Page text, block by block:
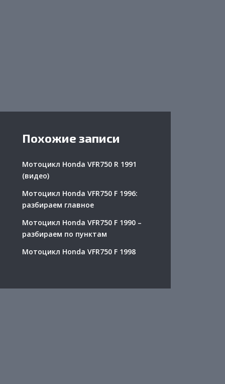
Похожие записи
Мотоцикл Honda VFR750 R 1991
(видео)
Мотоцикл Honda VFR750 F 1996:
разбираем главное
Мотоцикл Honda VFR750 F 1990 –
разбираем по пунктам
Мотоцикл Honda VFR750 F 1998